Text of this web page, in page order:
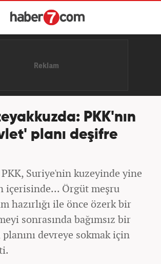
PKK'nın
planı deşifre
Suriye'nin kuzeyinde yine
içerisinde... Örgüt meşru
hazırlığı ile önce özerk bir
sonrasında bağımsız bir
devreye sokmak için